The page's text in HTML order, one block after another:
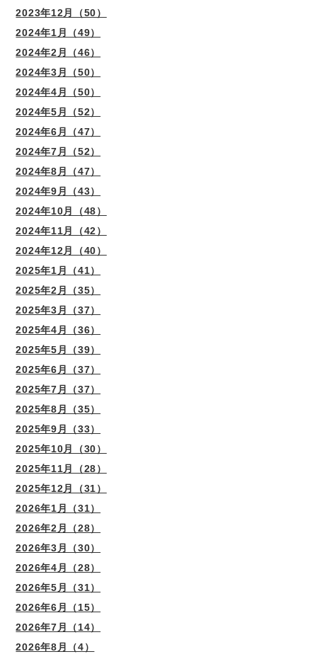
2023年12月（50）
2024年1月（49）
2024年2月（46）
2024年3月（50）
2024年4月（50）
2024年5月（52）
2024年6月（47）
2024年7月（52）
2024年8月（47）
2024年9月（43）
2024年10月（48）
2024年11月（42）
2024年12月（40）
2025年1月（41）
2025年2月（35）
2025年3月（37）
2025年4月（36）
2025年5月（39）
2025年6月（37）
2025年7月（37）
2025年8月（35）
2025年9月（33）
2025年10月（30）
2025年11月（28）
2025年12月（31）
2026年1月（31）
2026年2月（28）
2026年3月（30）
2026年4月（28）
2026年5月（31）
2026年6月（15）
2026年7月（14）
2026年8月（4）